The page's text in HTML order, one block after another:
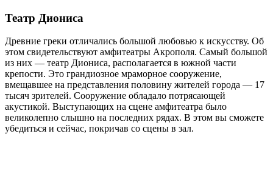
Театр Диониса
Древние греки отличались большой любовью к искусству. Об
этом свидетельствуют амфитеатры Акрополя. Самый большой
из них — театр Диониса, располагается в южной части
крепости. Это грандиозное мраморное сооружение,
вмещавшее на представления половину жителей города — 17
тысяч зрителей. Сооружение обладало потрясающей
акустикой. Выступающих на сцене амфитеатра было
великолепно слышно на последних рядах. В этом вы сможете
убедиться и сейчас, покричав со сцены в зал.